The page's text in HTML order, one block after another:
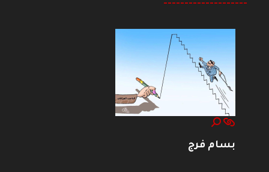
--------------------
بسام فرج